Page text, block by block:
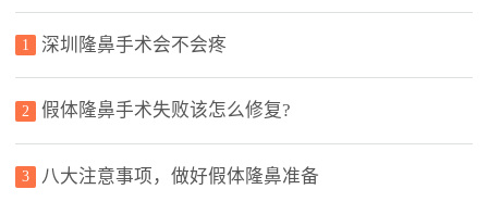
1 深圳隆鼻手术会不会疼
2 假体隆鼻手术失败该怎么修复?
3 八大注意事项，做好假体隆鼻准备